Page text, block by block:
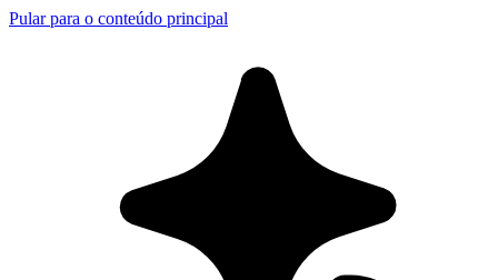
Pular para o conteúdo principal